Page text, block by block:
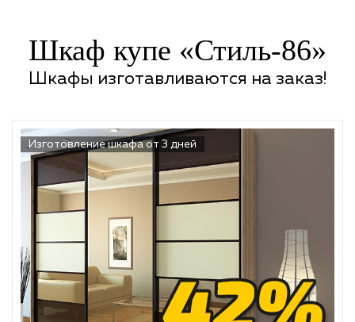
Шкаф купе «Стиль-86»
Шкафы изготавливаются на заказ!
Изготовление шкафа от 3 дней